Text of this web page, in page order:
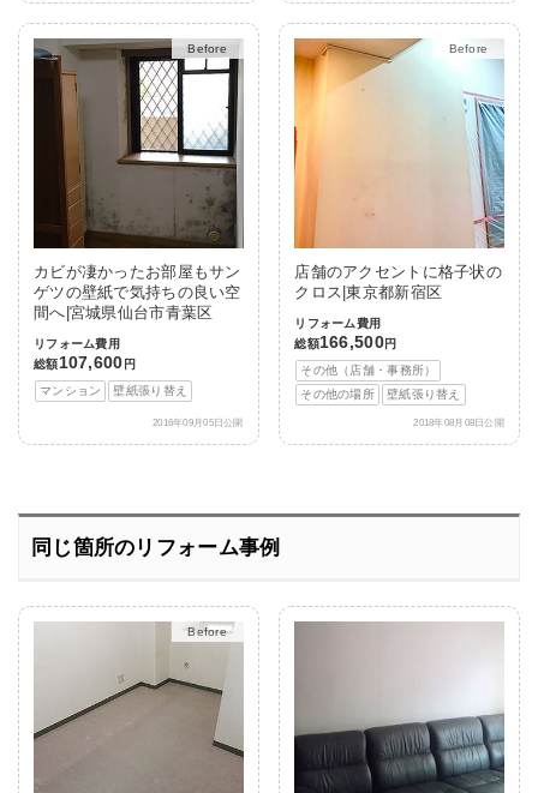
After
カビが凄かったお部屋もサン
ゲツの壁紙で気持ちの良い空
間へ|宮城県仙台市青葉区
リフォーム費用
総額107,600 円
マンション
壁紙張り替え
2016年09月05日公開
After
店舗のアクセントに格子状の
クロス|東京都新宿区
リフォーム費用
総額166,500円
その他（店舗・事務所）
その他の場所
壁紙張り替え
2018年08月08日公開
同じ箇所のリフォーム事例
After